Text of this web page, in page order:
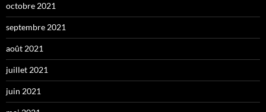
octobre 2021
septembre 2021
août 2021
juillet 2021
juin 2021